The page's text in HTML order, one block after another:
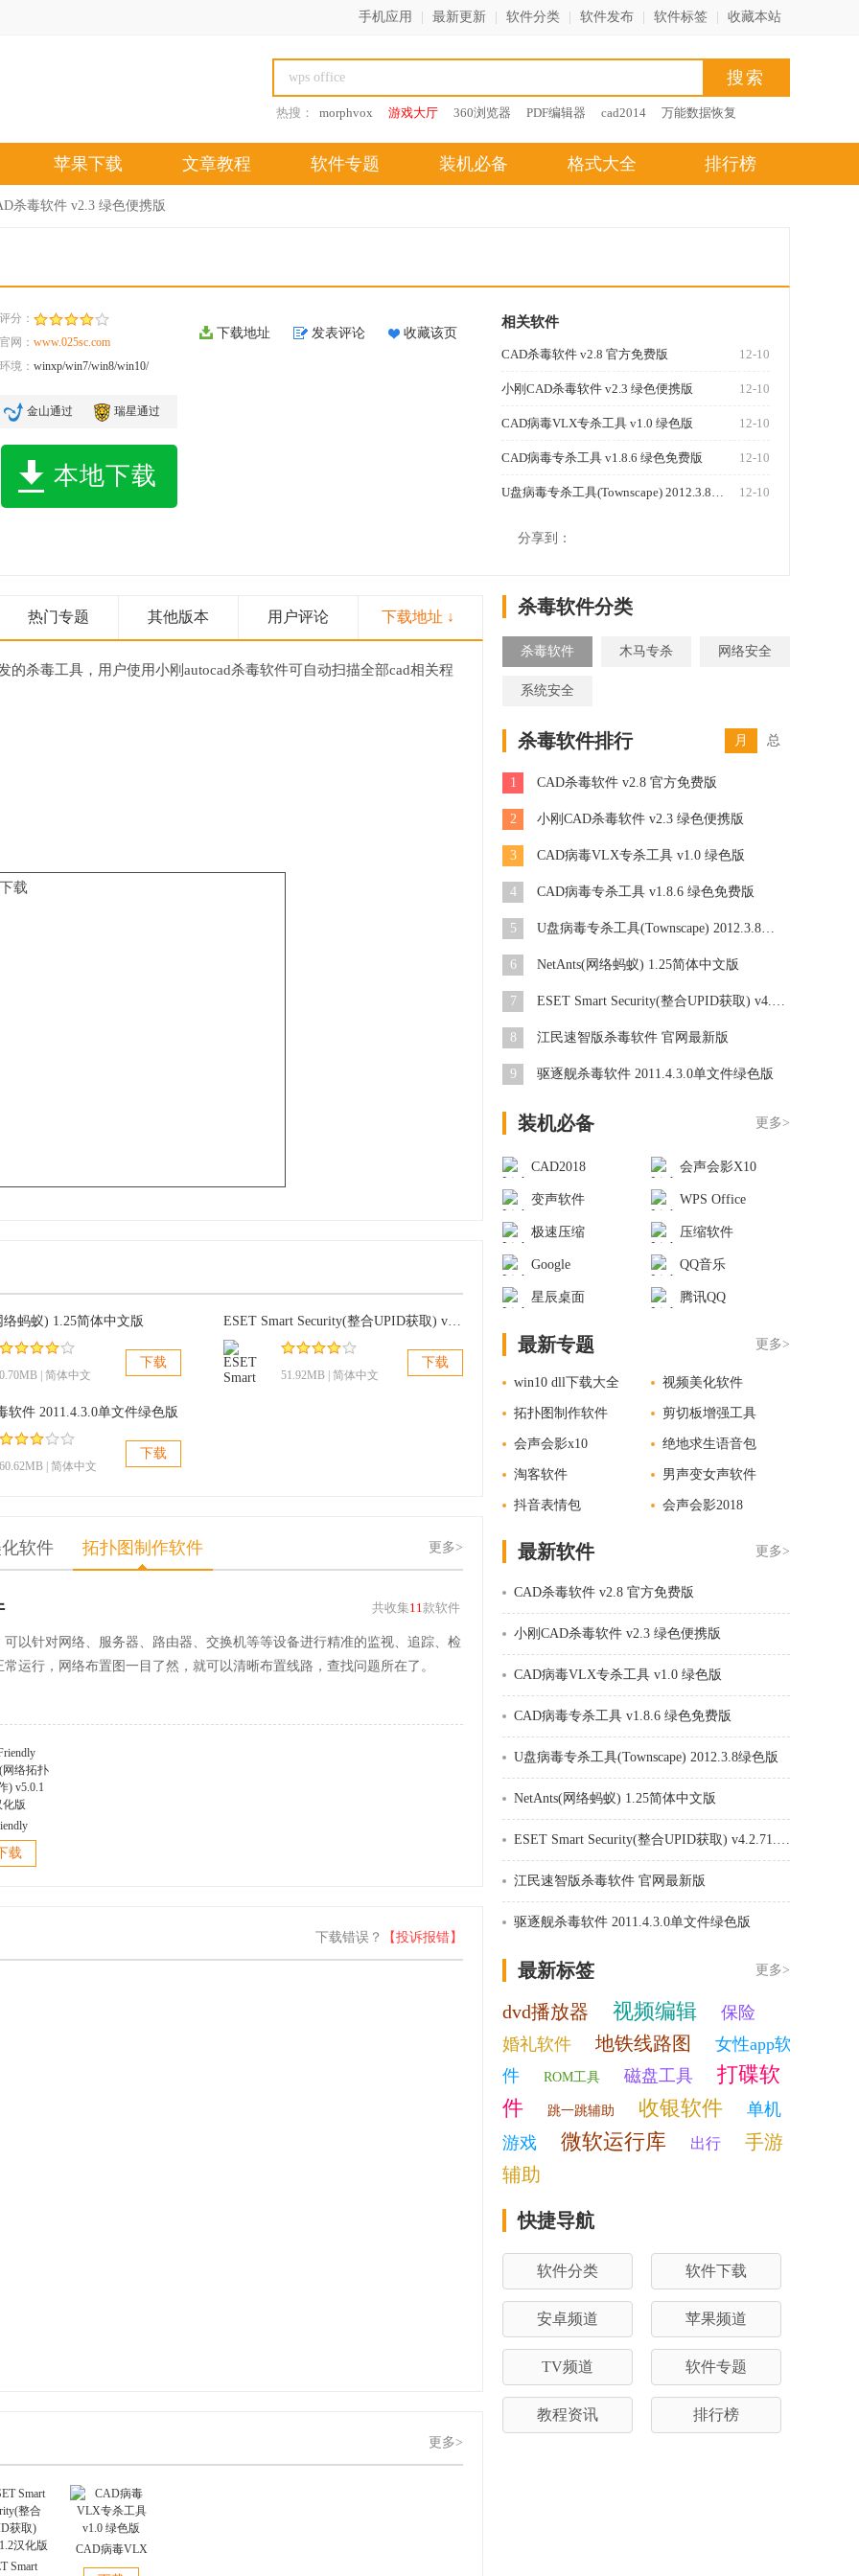
手机应用 最新更新 软件分类 软件发布 软件标签 收藏本站
热搜： morphvox 游戏大厅 360浏览器 PDF编辑器 cad2014 万能数据恢复
苹果下载 文章教程 软件专题 装机必备 格式大全 排行榜
杀毒软件 v2.3 绿色便携版
分：
网： www.025sc.com
境： winxp/win7/win8/win10/
金山通过 瑞星通过
本地下载
下载地址 发表评论 收藏该页
相关软件
12-10
CAD杀毒软件 v2.8 官方免费版
12-10
小刚CAD杀毒软件 v2.3 绿色便携版
12-10
CAD病毒VLX专杀工具 v1.0 绿色版
12-10
CAD病毒专杀工具 v1.8.6 绿色免费版
12-10
U盘病毒专杀工具(Townscape) 2012.3.8绿色版
分享到：
热门专题 其他版本 用户评论 下载地址 ↓
的杀毒工具，用户使用小刚autocad杀毒软件可自动扫描全部cad相关程
络蚂蚁) 1.25简体中文版
0.70MB | 简体中文
下载
ESET Smart Security(整合UPID获取) v4.2.71.2汉化版
51.92MB | 简体中文
下载
软件 2011.4.3.0单文件绿色版
60.62MB | 简体中文
下载
软件 拓扑图制作软件 更多>
共收集11款软件
以针对网络、服务器、路由器、交换机等等设备进行精准的监视、追踪、检
运行，网络布置图一目了然，就可以清晰布置线路，查找问题所在了。
络拓扑
) v5.0.1
载
下载错误？ 【投诉报错】
更多>
Smart
CAD病毒VLX
专杀工具 v1.0
杀毒软件分类
杀毒软件 木马专杀 网络安全
系统安全
杀毒软件排行 月 总
1 CAD杀毒软件 v2.8 官方免费版
2 小刚CAD杀毒软件 v2.3 绿色便携版
3 CAD病毒VLX专杀工具 v1.0 绿色版
4 CAD病毒专杀工具 v1.8.6 绿色免费版
5 U盘病毒专杀工具(Townscape) 2012.3.8绿色版
6 NetAnts(网络蚂蚁) 1.25简体中文版
7 ESET Smart Security(整合UPID获取) v4.2.71.2汉化版
8 江民速智版杀毒软件 官网最新版
9 驱逐舰杀毒软件 2011.4.3.0单文件绿色版
装机必备 更多>
CAD2018 会声会影X10
变声软件 WPS Office
极速压缩 压缩软件
Google QQ音乐
星辰桌面 腾讯QQ
最新专题 更多>
win10 dll下载大全 视频美化软件
拓扑图制作软件 剪切板增强工具
会声会影x10 绝地求生语音包
淘客软件 男声变女声软件
抖音表情包 会声会影2018
最新软件 更多>
CAD杀毒软件 v2.8 官方免费版
小刚CAD杀毒软件 v2.3 绿色便携版
CAD病毒VLX专杀工具 v1.0 绿色版
CAD病毒专杀工具 v1.8.6 绿色免费版
U盘病毒专杀工具(Townscape) 2012.3.8绿色版
NetAnts(网络蚂蚁) 1.25简体中文版
ESET Smart Security(整合UPID获取) v4.2.71.2汉化版
江民速智版杀毒软件 官网最新版
驱逐舰杀毒软件 2011.4.3.0单文件绿色版
最新标签 更多>
dvd播放器 视频编辑
保险
婚礼软件
地铁线路图
女性app软
件
ROM工具 磁盘工具
打碟软
件
跳一跳辅助 收银软件
单机
游戏
微软运行库 出行
手游
辅助
快捷导航
软件分类 软件下载
安卓频道 苹果频道
TV频道 软件专题
教程资讯 排行榜